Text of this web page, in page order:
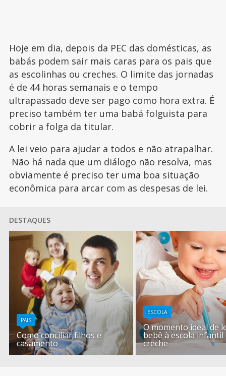
Hoje em dia, depois da PEC das domésticas, as
babás podem sair mais caras para os pais que
as escolinhas ou creches. O limite das jornadas
é de 44 horas semanais e o tempo
ultrapassado deve ser pago como hora extra. É
preciso também ter uma babá folguista para
cobrir a folga da titular.
A lei veio para ajudar a todos e não atrapalhar.
Não há nada que um diálogo não resolva, mas
obviamente é preciso ter uma boa situação
econômica para arcar com as despesas de lei.
DESTAQUES
PAIS
Como conciliar filhos e
casamento
ESCOLA
O momento ideal de
bebê à escola infantil
creche